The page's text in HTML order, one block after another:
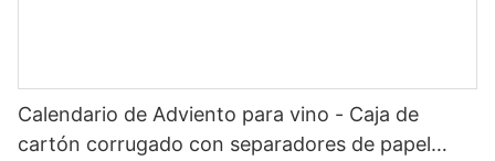
Calendario de Adviento para vino - Caja de
cartón corrugado con separadores de papel